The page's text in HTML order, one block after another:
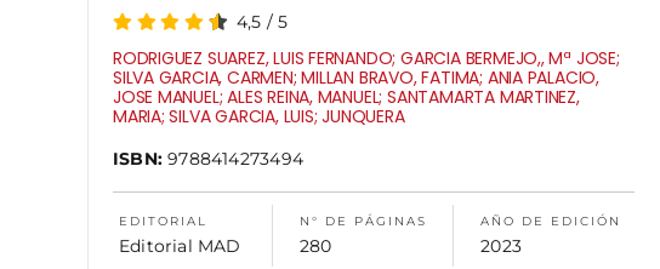
4,5 /5
RODRIGUEZ SUAREZ, LUIS FERNANDO; GARCIA BERMEJO,, Mª JOSE;
SILVA GARCIA, CARMEN; MILLAN BRAVO, FATIMA; ANIA PALACIO,
JOSE MANUEL; ALES REINA, MANUEL; SANTAMARTA MARTINEZ,
MARIA; SILVA GARCIA, LUIS; JUNQUERA
ISBN:9788414273494
EDITORIAL
Editorial MAD
N° DE PÁGINAS
280
AÑO DE EDICIÓN
2023